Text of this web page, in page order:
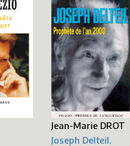
Jean-Marie DROT
Joseph Delteil,